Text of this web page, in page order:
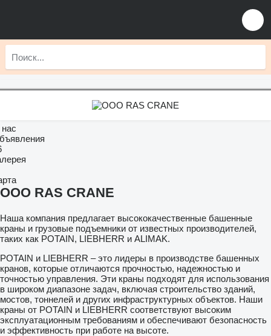
ООО RAS CRANE
Наша компания предлагает высококачественные башенные
краны и грузовые подъемники от известных производителей,
таких как POTAIN, LIEBHERR и ALIMAK.
POTAIN и LIEBHERR – это лидеры в производстве башенных
кранов, которые отличаются прочностью, надежностью и
точностью управления. Эти краны подходят для использования
в широком диапазоне задач, включая строительство зданий,
мостов, тоннелей и других инфраструктурных объектов. Наши
краны от POTAIN и LIEBHERR соответствуют высоким
эксплуатационным требованиям и обеспечивают безопасность
и эффективность при работе на высоте.